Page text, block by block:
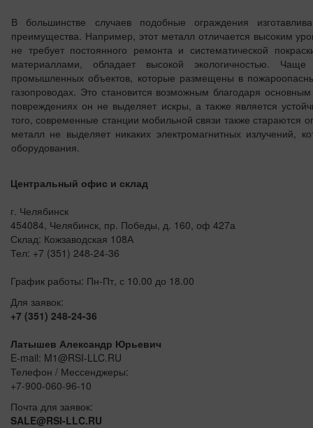
В большинстве случаев подобные ограждения
преимущества. Например, этот металл отличается высоким
не требует постоянного ремонта и систематической
материаллами, обладает высокой экологичностью.
промышленных объектов, которые размещены в
газопроводах. Это становится возможным благодаря
повреждениях он не выделяет искры, а также является
того, современные станции мобильной связи также
металл не выделяет никаких электромагнитных излучений,
оборудования.
Центральный офис и склад
г. Челябинск
454084, Челябинск, пр. Победы, д. 160, оф 427а
Склад: Кожзаводская 108А
Тел: +7 (351) 248-24-36
График работы: Пн-Пт, с 10.00 до 18.00
Для заявок:
+7 (351) 248-24-36
Латышев Александр Юрьевич
E-mail: M1@RSI-LLC.RU
Телефон / Мессенджеры:
+7-900-060-96-10
Почта для заявок:
SALE@RSI-LLC.RU